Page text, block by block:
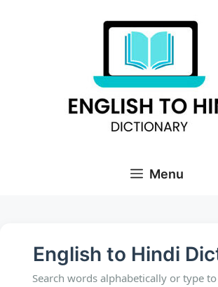
Menu
English to Hindi
Search words alphabetically or type